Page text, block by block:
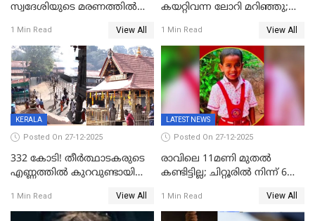
സ്വദേശിയുടെ മരണത്തിൽ
കേസ്; തർക്കമുണ്ടായത്
ഫേഷ്യലിന് 300 രൂപ
ആവശ്യപ്പെട്ടതിനെച്ചൊല്ലി
1 Min Read View All
കയറ്റിവന്ന ലോറി മറിഞ്ഞു;
അപകടം കണ്ണൂരിൽ
1 Min Read View All
KERALA
Posted On 27-12-2025
332 കോടി! തീർത്ഥാടകരുടെ
എണ്ണത്തിൽ കുറവുണ്ടായിട്ടും
കുതിച്ചുയരുന്നു
1 Min Read View All
LATEST NEWS
Posted On 27-12-2025
രാവിലെ 11മണി മുതൽ
കണ്ടിട്ടില്ല; ചിറ്റൂരിൽ നിന്ന് 6
1 Min Read View All